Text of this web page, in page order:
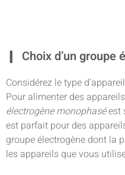
Choix d’un groupe
Considérez le type
Pour alimenter des
électrogène monophaséest
est parfait pour des
groupe électrogène dont la
les appareils que vous